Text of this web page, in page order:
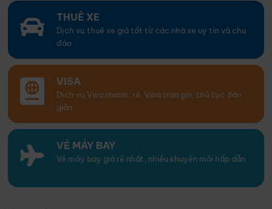
THUÊ XE
Dịch vụ thuê xe giá tốt từ các nhà xe uy tín và chu
đáo
VISA
Dịch vụ Visa nhanh, rẻ. Visa trọn gói, thủ tục đơn
giản
VÉ MÁY BAY
Vé máy bay giá rẻ nhất, nhiều khuyến mãi hấp dẫn